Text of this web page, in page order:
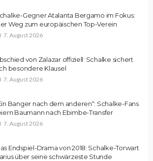
Gegner Atalanta Bergamo im Fokus:
Weg zum europäischen Top-Verein
7. August 2026
von Zalazar offiziell: Schalke sichert
besondere Klausel
7. August 2026
Banger nach dem anderen“: Schalke-Fans
Baumann nach Ebimbe-Transfer
7. August 2026
Endspiel-Drama von 2018: Schalke-Torwart
über seine schwärzeste Stunde